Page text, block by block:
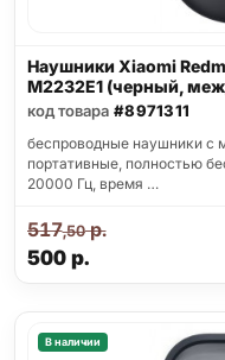
Наушники Xiaomi
M2232E1 (черный,
код товара #8971311
беспроводные наушники с
портативные, полностью
20000 Гц, время …
500р.
517,50р.
В наличии